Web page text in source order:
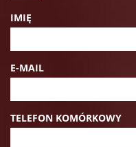
IMIĘ
E-MAIL
TELEFON KOMÓRKOWY